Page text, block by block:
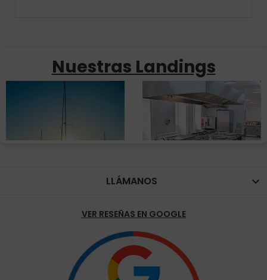
Nuestras Landings
LLÁMANOS 
VER RESEÑAS EN GOOGLE